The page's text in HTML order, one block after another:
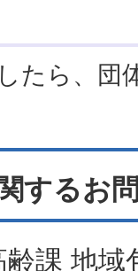
たら、団
するお
課 地域